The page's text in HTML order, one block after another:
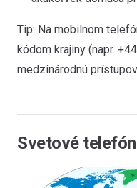
Tip: Na mobilnom
kódom krajiny (napr.
medzinárodnú
Svetové